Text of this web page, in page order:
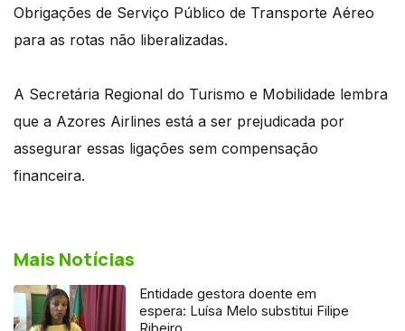
Obrigações de Serviço Público de Transporte Aéreo
para as rotas não liberalizadas.
A Secretária Regional do Turismo e Mobilidade lembra
que a Azores Airlines está a ser prejudicada por
assegurar essas ligações sem compensação
financeira.
Mais Notícias
Entidade gestora doente em
espera: Luísa Melo substitui Filipe
Ribeiro